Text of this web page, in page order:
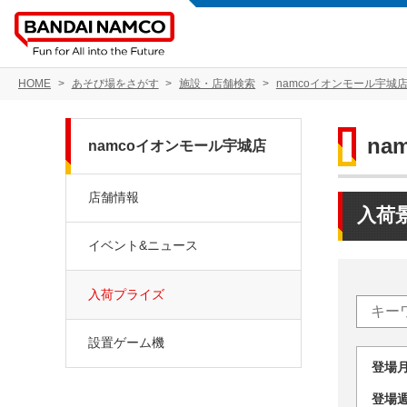
HOME あそび場をさがす 施設・店舗検索 namcoイオンモール宇城店
入荷
登
登
namcoイオンモール宇城店
店舗情報
イベント&ニュース
入荷プライズ
設置ゲーム機